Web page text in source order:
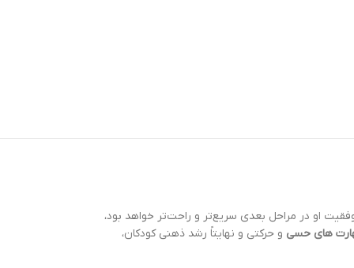
او در مراحل بعدي سريع‌تر و راحت‌تر خواهد بود،
های حسي و حرکتي و نهايتاً رشد ذهني کودکان،